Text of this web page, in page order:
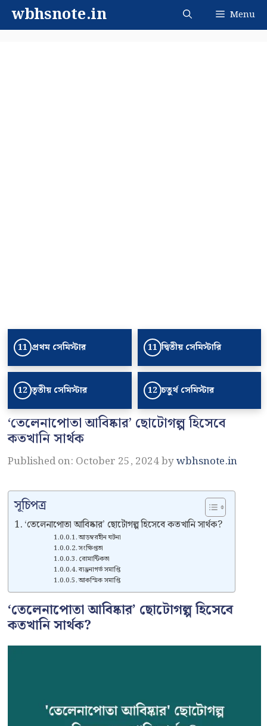
Skipwbhsnote.in Menu
11 প্রথম সেমিস্টার 11 দ্বিতীয় সেমিস্টারি
12 তৃতীয় সেমিস্টার 12 চতুর্থ সেমিস্টার
‘তেলেনাপোতা আবিষ্কার’ ছোটোগল্প হিসেবে
কতখানি সার্থক
Published on: October 25, 2024bywbhsnote.in
সূচিপত্র
‘তেলেনাপোতা আবিষ্কার’ ছোটোগল্প হিসেবে কতখানি সার্থক?
আড়ম্বরহীন ঘটনা
সংক্ষিপ্ততা
রোমান্টিকতা
ব্যঞ্জনাগর্ভ সমাপ্তি
আকস্মিক সমাপ্তি
‘তেলেনাপোতা আবিষ্কার’ ছোটোগল্প হিসেবে
কতখানি সার্থক?